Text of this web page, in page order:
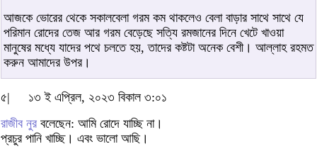
আজকে ভোরের থেকে সকালবেলা গরম কম থাকলেও বেলা বাড়ার সাথে সাথে যে
পরিমান রোদের তেজ আর গরম বেড়েছে সত্যি রমজানের দিনে খেটে খাওয়া
মানুষের মধ্যে যাদের পথে চলতে হয়, তাদের কষ্টটা অনেক বেশী। আল্লাহ রহমত
করুন আমাদের উপর।
৫|
১৩ ই এপ্রিল, ২০২৩ বিকাল ৩:০১
রাজীব নুর বলেছেন: আমি রোদে যাচ্ছি না।
প্রচুর পানি খাচ্ছি। এবং ভালো আছি।